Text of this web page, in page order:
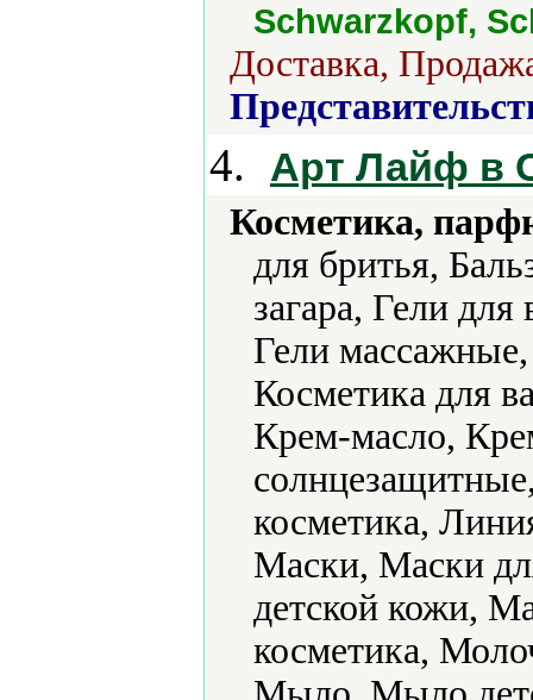
Schwarzkopf,
Доставка,
4. Арт Лайф в
Косметика,
для бритья,
загара, Гели
Гели
Косметика для
Крем-масло,
косметика,
Маски, Маски
детской кожи,
косметика,